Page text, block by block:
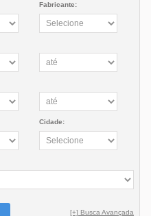
Fabricante:
Cidade:
[+] Busca Avançada